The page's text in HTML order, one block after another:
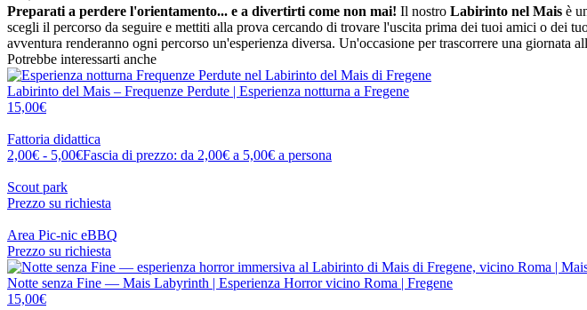
Preparati a perdere l'orientamento... e a divertirti come non mai! Il nostro Labirinto nel Mais è
scegli il percorso da seguire e mettiti alla prova cercando di trovare l'uscita prima dei tuoi amici o dei
avventura renderanno ogni percorso un'esperienza diversa. Un'occasione per trascorrere una giornata
Potrebbe interessarti anche
Labirinto del Mais – Frequenze Perdute | Esperienza notturna a Fregene
15,00€
Fattoria didattica
2,00€ - 5,00€Fascia di prezzo: da 2,00€ a 5,00€ a persona
Scout park
Prezzo su richiesta
Area Pic-nic eBBQ
Prezzo su richiesta
Notte senza Fine — Mais Labyrinth | Esperienza Horror vicino Roma | Fregene
15,00€